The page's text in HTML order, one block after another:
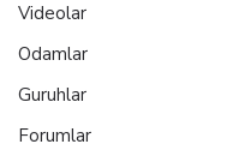
Videolar
Odamlar
Guruhlar
Forumlar